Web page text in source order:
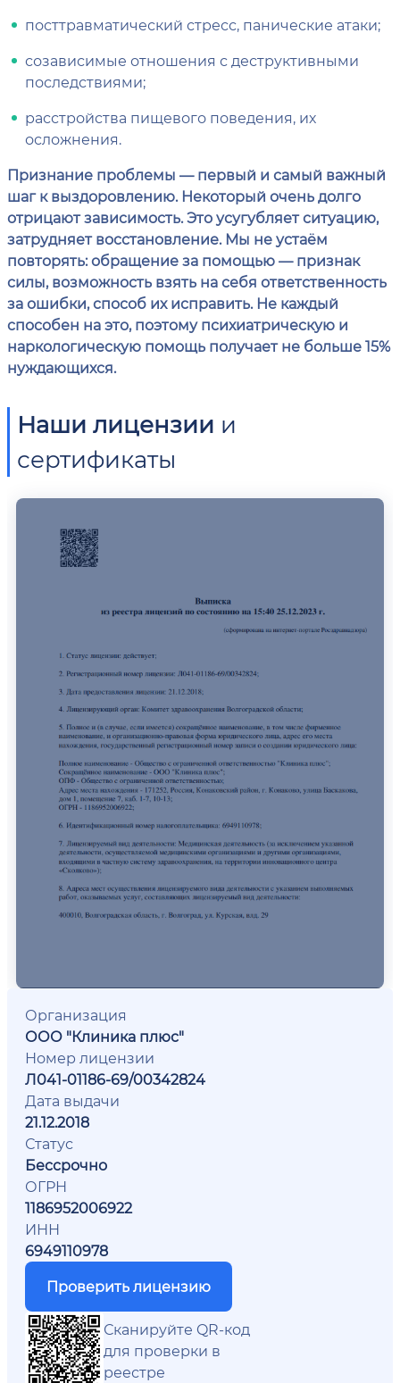
посттравматический стресс, панические атаки;
созависимые отношения с деструктивными
последствиями;
расстройства пищевого поведения, их
осложнения.
Признание проблемы — первый и самый важный
шаг к выздоровлению. Некоторый очень долго
отрицают зависимость. Это усугубляет ситуацию,
затрудняет восстановление. Мы не устаём
повторять: обращение за помощью — признак
силы, возможность взять на себя ответственность
за ошибки, способ их исправить. Не каждый
способен на это, поэтому психиатрическую и
наркологическую помощь получает не больше 15%
нуждающихся.
Наши лицензии и
сертификаты
Организация
ООО "Клиника плюс"
Номер лицензии
Л041-01186-69/00342824
Дата выдачи
21.12.2018
Статус
Бессрочно
ОГРН
1186952006922
ИНН
6949110978
Проверить лицензию
Сканируйте QR-код
для проверки в
реестре